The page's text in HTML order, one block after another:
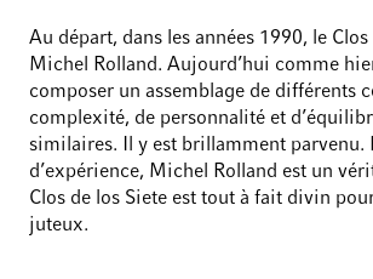
Au départ, dans les années 1990, le
Michel Rolland. Aujourd’hui comme
composer un assemblage de différents
complexité, de personnalité et
similaires. Il y est brillamment parvenu.
d’expérience, Michel Rolland est un
Clos de los Siete est tout à fait divin
juteux.